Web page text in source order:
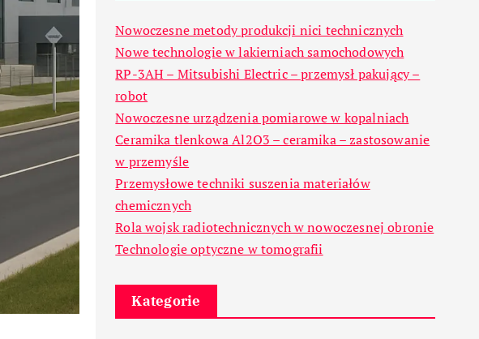
Nowoczesne metody produkcji nici technicznych
Nowe technologie w lakierniach samochodowych
RP-3AH – Mitsubishi Electric – przemysł pakujący –
robot
Nowoczesne urządzenia pomiarowe w kopalniach
Ceramika tlenkowa Al2O3 – ceramika – zastosowanie
w przemyśle
Przemysłowe techniki suszenia materiałów
chemicznych
Rola wojsk radiotechnicznych w nowoczesnej obronie
Technologie optyczne w tomografii
Kategorie